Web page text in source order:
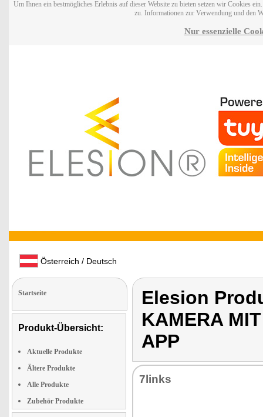
Um Ihnen ein bestmögliches Erlebnis auf dieser Website zu bieten setzen wir Cookies
zu. Informationen zur Verwendung und den
Nur essenzielle
Österreich / Deutsch
Startseite
Produkt-Übersicht:
Aktuelle Produkte
Ältere Produkte
Alle Produkte
Zubehör Produkte
Elesion
KAMERA
APP
7links